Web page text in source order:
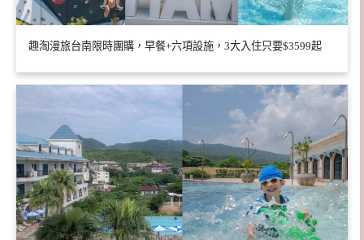
趣淘漫旅台南限時團購，早餐+六項設施，3大入住只要$3599起